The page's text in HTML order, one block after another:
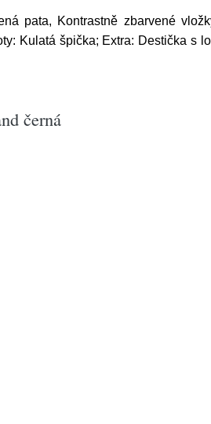
pata, Kontrastně zbarvené
Kulatá špička; Extra: Destička s
černá